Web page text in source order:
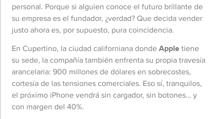
personal. Porque si alguien conoce el futuro brillante de
su empresa es el fundador, ¿verdad? Que decida vender
justo ahora es, por supuesto, pura coincidencia.
En Cupertino, la ciudad californiana dondeAppletiene
su sede, la compañía también enfrenta su propia travesía
arancelaria: 900 millones de dólares en sobrecostes,
cortesía de las tensiones comerciales. Eso sí, tranquilos,
el próximo iPhone vendrá sin cargador, sin botones… y
con margen del 40%.